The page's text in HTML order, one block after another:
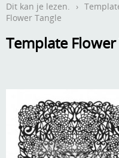
Contact
Webwinkel
Aanbiedingen
Andere
Boeken en magazines
Verzend - en
Mijn account
Dit kan je lezen. ›
Flower Tangle
Template